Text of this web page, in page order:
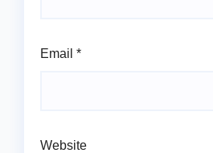
Email *
Website